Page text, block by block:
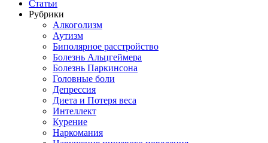
Статьи
Рубрики
Алкоголизм
Аутизм
Биполярное расстройство
Болезнь Альцгеймера
Болезнь Паркинсона
Головные боли
Депрессия
Диета и Потеря веса
Интеллект
Курение
Наркомания